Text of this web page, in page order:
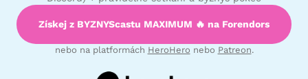
Získej z BYZNYScastu MAXIMUM 🔥 na Forendors
nebo na platformách HeroHero nebo Patreon.